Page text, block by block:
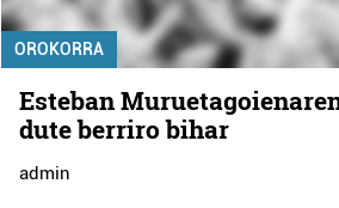
OROKORRA
Esteban
dute berriro bihar
admin